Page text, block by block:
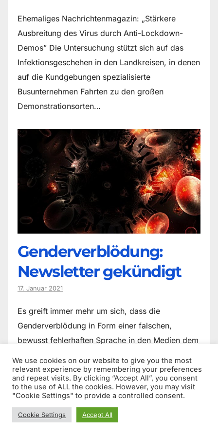
Ehemaliges Nachrichtenmagazin: „Stärkere
Ausbreitung des Virus durch Anti-Lockdown-
Demos” Die Untersuchung stützt sich auf das
Infektionsgeschehen in den Landkreisen, in denen
auf die Kundgebungen spezialisierte
Busunternehmen Fahrten zu den großen
Demonstrationsorten…
Genderverblödung:
Newsletter gekündigt
17. Januar 2021
Es greift immer mehr um sich, dass die
Genderverblödung in Form einer falschen,
bewusst fehlerhaften Sprache in den Medien dem
Spotify musste ich bereits kündigen, weil…
We use cookies on our website to give you the most
relevant experience by remembering your preferences
and repeat visits. By clicking “Accept All”, you consent
to the use of ALL the cookies. However, you may visit
"Cookie Settings" to provide a controlled consent.
Cookie Settings Accept All